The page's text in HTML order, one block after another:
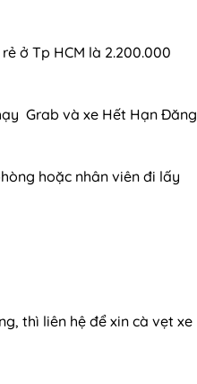
ở Tp HCM là 2.200.000
Grab và xe Hết Hạn Đăng
hoặc nhân viên đi lấy
thì liên hệ để xin cà vẹt xe